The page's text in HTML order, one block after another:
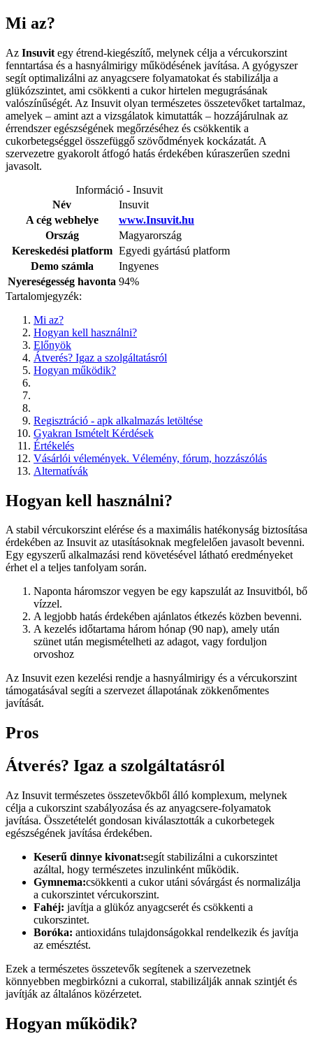
Mi az?
Az Insuvit egy étrend-kiegészítő, melynek célja a vércukorszint
fenntartása és a hasnyálmirigy működésének javítása. A gyógyszer
segít optimalizálni az anyagcsere folyamatokat és stabilizálja a
glükózszintet, ami csökkenti a cukor hirtelen megugrásának
valószínűségét. Az Insuvit olyan természetes összetevőket tartalmaz,
amelyek – amint azt a vizsgálatok kimutatták – hozzájárulnak az
érrendszer egészségének megőrzéséhez és csökkentik a
cukorbetegséggel összefüggő szövődmények kockázatát. A
szervezetre gyakorolt átfogó hatás érdekében kúraszerűen szedni
javasolt.
Információ - Insuvit
Név
Insuvit
A cég webhelye
www.Insuvit.hu
Ország
Magyarország
Kereskedési platform Egyedi gyártású platform
Demo számla
Ingyenes
Nyereségesség havonta 94%
Tartalomjegyzék:
Mi az?
Hogyan kell használni?
Előnyök
Átverés? Igaz a szolgáltatásról
Hogyan működik?
Regisztráció - apk alkalmazás letöltése
Gyakran Ismételt Kérdések
Értékelés
Vásárlói vélemények. Vélemény, fórum, hozzászólás
Alternatívák
Hogyan kell használni?
A stabil vércukorszint elérése és a maximális hatékonyság biztosítása
érdekében az Insuvit az utasításoknak megfelelően javasolt bevenni.
Egy egyszerű alkalmazási rend követésével látható eredményeket
érhet el a teljes tanfolyam során.
Naponta háromszor vegyen be egy kapszulát az Insuvitból, bő
vízzel.
A legjobb hatás érdekében ajánlatos étkezés közben bevenni.
A kezelés időtartama három hónap (90 nap), amely után
szünet után megismételheti az adagot, vagy forduljon
orvoshoz
Az Insuvit ezen kezelési rendje a hasnyálmirigy és a vércukorszint
támogatásával segíti a szervezet állapotának zökkenőmentes
javítását.
Pros
Átverés? Igaz a szolgáltatásról
Az Insuvit természetes összetevőkből álló komplexum, melynek
célja a cukorszint szabályozása és az anyagcsere-folyamatok
javítása. Összetételét gondosan kiválasztották a cukorbetegek
egészségének javítása érdekében.
Keserű dinnye kivonat:segít stabilizálni a cukorszintet
azáltal, hogy természetes inzulinként működik.
Gymnema:csökkenti a cukor utáni sóvárgást és normalizálja
a cukorszintet vércukorszint.
Fahéj: javítja a glükóz anyagcserét és csökkenti a
cukorszintet.
Boróka: antioxidáns tulajdonságokkal rendelkezik és javítja
az emésztést.
Ezek a természetes összetevők segítenek a szervezetnek
könnyebben megbirkózni a cukorral, stabilizálják annak szintjét és
javítják az általános közérzetet.
Hogyan működik?